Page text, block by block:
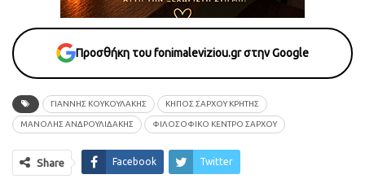
Προσθήκη του fonimaleviziou.gr στην Google
ΓΙΑΝΝΗΣ ΚΟΥΚΟΥΛΑΚΗΣ ΚΗΠΟΣ ΣΑΡΧΟΥ ΚΡΗΤΗΣ
ΜΑΝΟΛΗΣ ΑΝΔΡΟΥΛΙΔΑΚΗΣ ΦΙΛΟΣΟΦΙΚΟ ΚΕΝΤΡΟ ΣΑΡΧΟΥ
Share Facebook Twitter